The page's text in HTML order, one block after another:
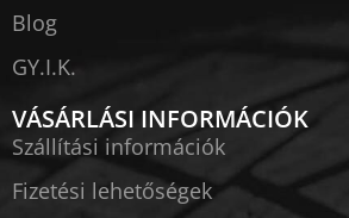
Blog
GY.I.K.
VÁSÁRLÁSI INFORMÁCIÓK
Szállítási információk
Fizetési lehetőségek